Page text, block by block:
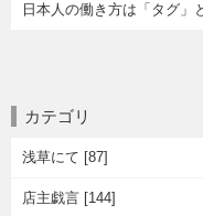
カテゴリ
浅草にて [87]
店主戯言 [144]